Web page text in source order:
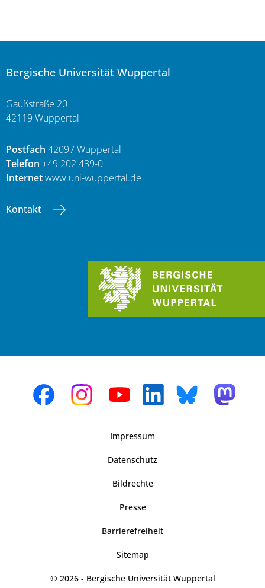
Bergische Universität Wuppertal
Gaußstraße 20
42119 Wuppertal
Postfach 42097 Wuppertal
Telefon +49 202 439-0
Internetwww.uni-wuppertal.de
Kontakt
Impressum
Datenschutz
Bildrechte
Presse
Barrierefreiheit
Sitemap
© 2026 - Bergische Universität Wuppertal